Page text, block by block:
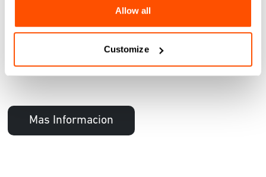
Allow all
Customize
https://www.facebook.com/eltrompo.tijuana
Mas Informacion